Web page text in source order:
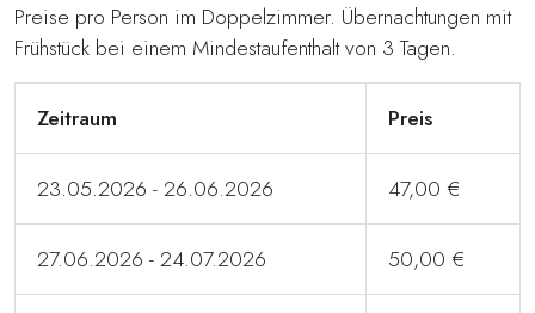
Preise pro Person im Doppelzimmer. Übernachtungen mit
Frühstück bei einem Mindestaufenthalt von 3 Tagen.
Zeitraum Preis
23.05.2026 - 26.06.2026 47,00 €
27.06.2026 - 24.07.2026 50,00 €